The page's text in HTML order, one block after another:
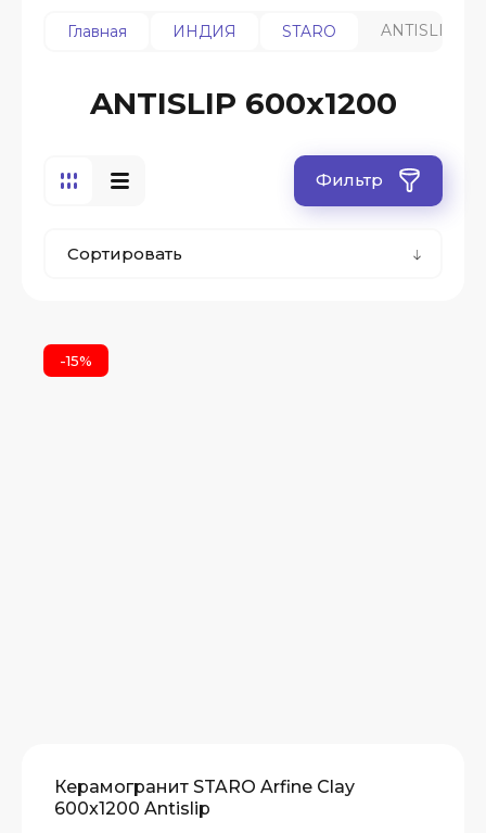
Главная ИНДИЯ STARO ANTISLIP
ANTISLIP 600х1200
Фильтр
Сортировать
-15%
Керамогранит STARO Arfine Clay
600x1200 Antislip